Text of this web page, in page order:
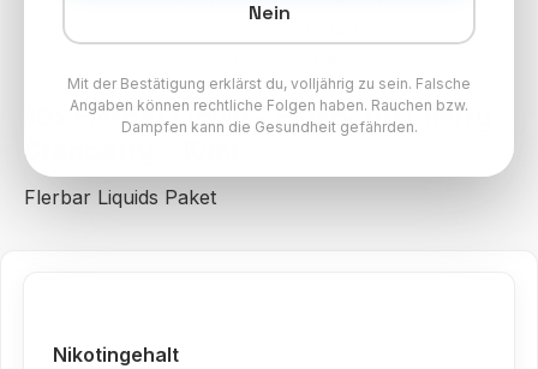
10x Flerbar Liquid - Blueberry Cherry
Cranberry - 10ml
Flerbar Liquids Paket
Nikotingehaltauswählen
Nein
Mit der Bestätigung erklärst du, volljährig zu sein. Falsche
Angaben können rechtliche Folgen haben. Rauchen bzw.
Dampfen kann die Gesundheit gefährden.